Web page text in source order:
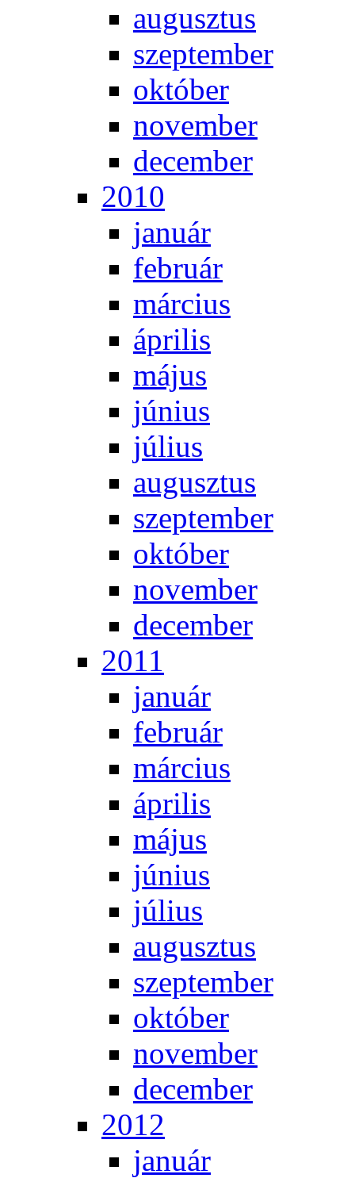
au­gusz­tus
szep­tem­ber
ok­tó­ber
no­vem­ber
de­cem­ber
2010
ja­nu­ár
feb­ru­ár
már­ci­us
áp­ri­lis
má­jus
jú­ni­us
jú­li­us
au­gusz­tus
szep­tem­ber
ok­tó­ber
no­vem­ber
de­cem­ber
2011
ja­nu­ár
feb­ru­ár
már­ci­us
áp­ri­lis
má­jus
jú­ni­us
jú­li­us
au­gusz­tus
szep­tem­ber
ok­tó­ber
no­vem­ber
de­cem­ber
2012
ja­nu­ár